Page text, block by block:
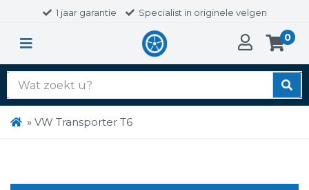
1 jaar garantie Specialist in originele velgen
0
Zoek
naar:
» VW Transporter T6